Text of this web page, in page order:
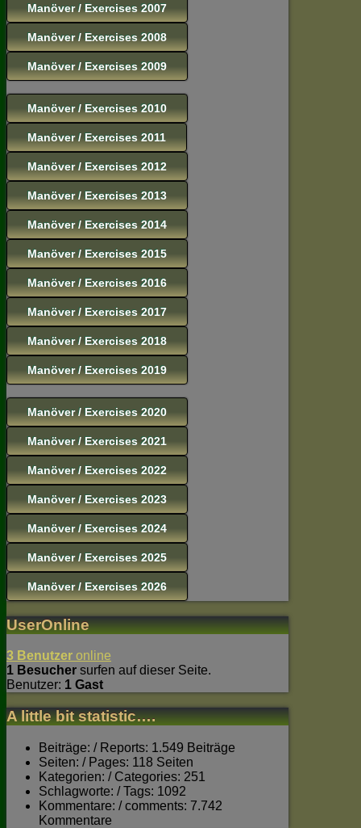
Manöver / Exercises 2007
Manöver / Exercises 2008
Manöver / Exercises 2009
Manöver / Exercises 2010
Manöver / Exercises 2011
Manöver / Exercises 2012
Manöver / Exercises 2013
Manöver / Exercises 2014
Manöver / Exercises 2015
Manöver / Exercises 2016
Manöver / Exercises 2017
Manöver / Exercises 2018
Manöver / Exercises 2019
Manöver / Exercises 2020
Manöver / Exercises 2021
Manöver / Exercises 2022
Manöver / Exercises 2023
Manöver / Exercises 2024
Manöver / Exercises 2025
Manöver / Exercises 2026
UserOnline
3 Benutzer online
1 Besucher surfen auf dieser Seite.
Benutzer: 1 Gast
A little bit statistic….
Beiträge: / Reports: 1.549 Beiträge
Seiten: / Pages: 118 Seiten
Kategorien: / Categories: 251
Schlagworte: / Tags: 1092
Kommentare: / comments: 7.742
Kommentare